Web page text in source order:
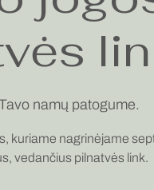
namų patogume.
kuriame nagrinėjame
vedančius pilnatvės link.